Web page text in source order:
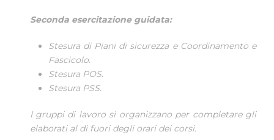
Seconda esercitazione guidata:
Stesura di Piani di sicurezza e Coordinamento e
Fascicolo.
Stesura POS.
Stesura PSS.
I gruppi di lavoro si organizzano per completare gli
elaborati al di fuori degli orari dei corsi.